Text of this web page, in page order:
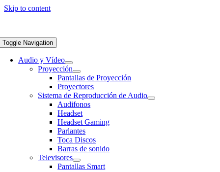
Skip to content
Toggle Navigation
Audio y Vídeo
Proyección
Pantallas de Proyección
Proyectores
Sistema de Reproducción de Audio
Audifonos
Headset
Headset Gaming
Parlantes
Toca Discos
Barras de sonido
Televisores
Pantallas Smart